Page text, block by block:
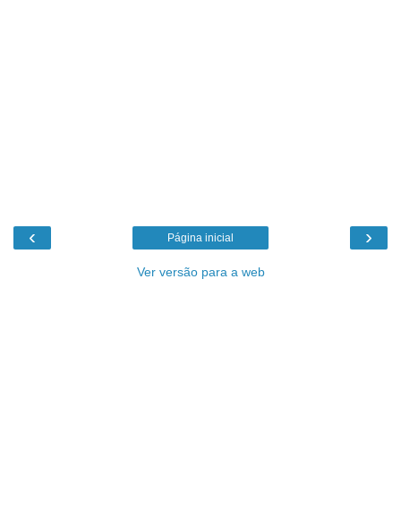
‹ ›
Página inicial
Ver versão para a web